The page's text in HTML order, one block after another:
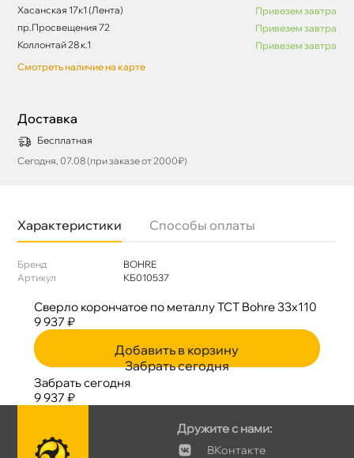
Хасанская 17к1 (Лента)
Привезем завтра
пр.Просвещения 72
Привезем завтра
Коллонтай 28 к.1
Привезем завтра
Смотреть наличие на карте
Доставка
Бесплатная
Сегодня, 07.08 (при заказе от 2000₽)
Характеристики Способы оплаты
Бренд
BOHRE
Артикул
КБ010537
Сверло корончатое по металлу TCT Bohre 33х110
9 937 ₽
Добавить в корзину
Забрать сегодня
Забрать сегодня
9 937 ₽
Дружите с нами:
Контакте